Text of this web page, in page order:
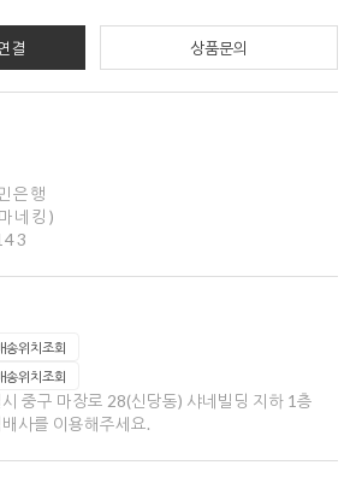
결 상품문의
은행
네킹)
송위치조회
송위치조회
중구 마장로 28(신당동) 샤네빌딩 지하 1층
사를 이용해주세요.